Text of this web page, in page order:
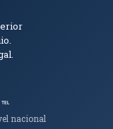
℡
nacional